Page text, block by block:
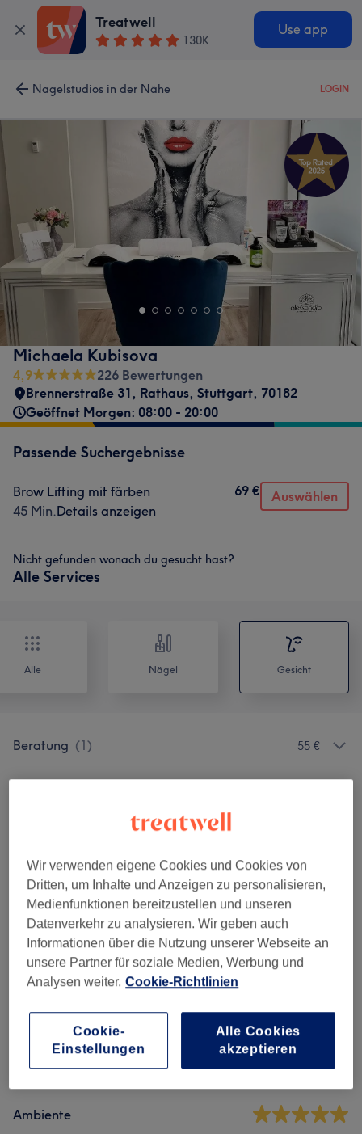
Treatwell
130K
Use app
Nagelstudios in der Nähe LOGIN
Michaela Kubisova
4,9
226 Bewertungen
Brennerstraße 31, Rathaus, Stuttgart, 70182
Geöffnet Morgen: 08:00 - 20:00
Passende Suchergebnisse
Brow Lifting mit färben
45 Min.Details anzeigen
69 € Auswählen
Nicht gefunden wonach du gesucht hast?
Alle Services
Alle Nägel Gesicht
Beratung (1) 55 €
Augenbrauen & Wimpern Färben (3)
Augenbrauen Formen & Design (2)
Wimpernverlängerung &
Wimpernlifting (14)
ab 35 €
Make-up & Permanent Make-up (9) ab 30 €
Salonbewertungen
4,9
Ambiente
Wir verwenden eigene Cookies und Cookies von
Dritten, um Inhalte und Anzeigen zu personalisieren,
Medienfunktionen bereitzustellen und unseren
Datenverkehr zu analysieren. Wir geben auch
Informationen über die Nutzung unserer Webseite an
unsere Partner für soziale Medien, Werbung und
Analysen weiter. Cookie-Richtlinien
Cookie-
Einstellungen
Alle Cookies
akzeptieren